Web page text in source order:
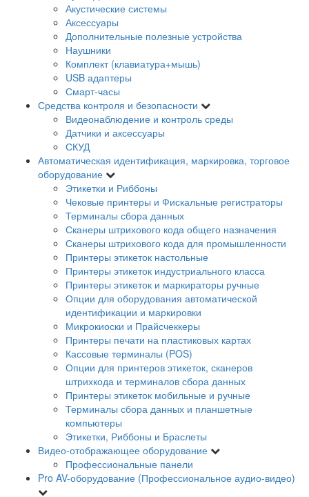
Акустические системы
Аксессуары
Дополнительные полезные устройства
Наушники
Комплект (клавиатура+мышь)
USB адаптеры
Смарт-часы
Средства контроля и безопасности
Видеонаблюдение и контроль среды
Датчики и аксессуары
СКУД
Автоматическая идентификация, маркировка, торговое
оборудование
Этикетки и Риббоны
Чековые принтеры и Фискальные регистраторы
Терминалы сбора данных
Сканеры штрихового кода общего назначения
Сканеры штрихового кода для промышленности
Принтеры этикеток настольные
Принтеры этикеток индустриального класса
Принтеры этикеток и маркираторы ручные
Опции для оборудования автоматической
идентификации и маркировки
Микрокиоски и Прайсчеккеры
Принтеры печати на пластиковых картах
Кассовые терминалы (POS)
Опции для принтеров этикеток, сканеров
штрихкода и терминалов сбора данных
Принтеры этикеток мобильные и ручные
Терминалы сбора данных и планшетные
компьютеры
Этикетки, Риббоны и Браслеты
Видео-отображающее оборудование
Профессиональные панели
Pro AV-оборудование (Профессиональное аудио-видео)